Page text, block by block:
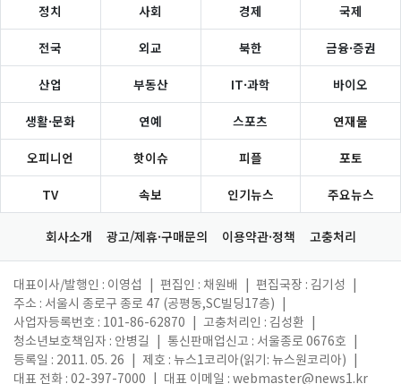
정치 사회 경제 국제
전국 외교 북한 금융·증권
산업 부동산 IT·과학 바이오
생활·문화 연예 스포츠 연재물
오피니언 핫이슈 피플 포토
TV 속보 인기뉴스 주요뉴스
회사소개 광고/제휴·구매문의 이용약관·정책 고충처리
대표이사/발행인 : 이영섭 편집인 : 채원배 편집국장 : 김기성
주소 : 서울시 종로구 종로 47 (공평동,SC빌딩17층)
사업자등록번호 : 101-86-62870
고충처리인 : 김성환
청소년보호책임자 : 안병길
통신판매업신고 : 서울종로 0676호
등록일 : 2011. 05. 26
제호 : 뉴스1코리아(읽기: 뉴스원코리아)
대표 전화 : 02-397-7000
대표 이메일 : webmaster@news1.kr